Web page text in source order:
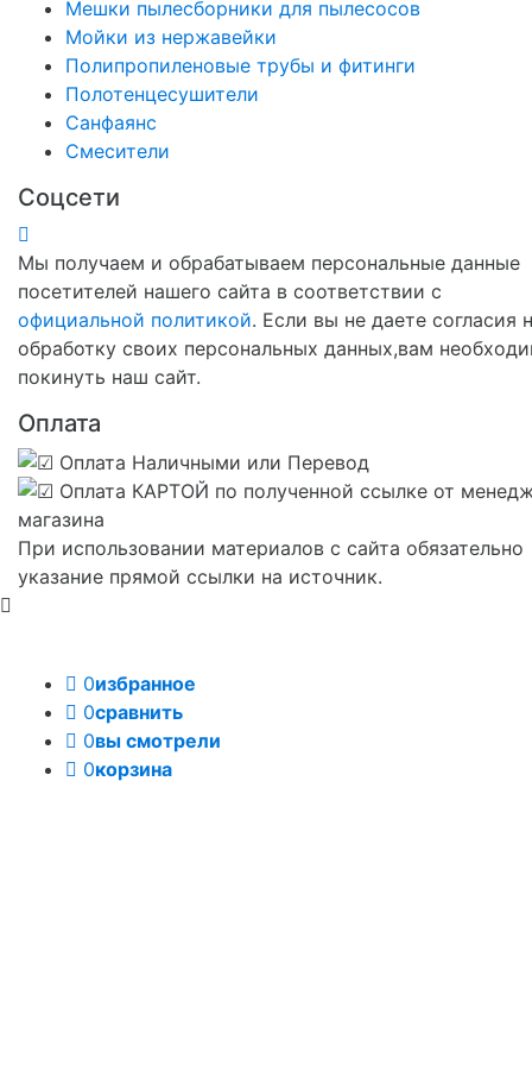
Мешки пылесборники для пылесосов
Мойки из нержавейки
Полипропиленовые трубы и фитинги
Полотенцесушители
Санфаянс
Смесители
Соцсети
Мы получаем и обрабатываем персональные данные
посетителей нашего сайта в соответствии с
официальной политикой. Если вы не даете согласия
обработку своих персональных данных,вам
покинуть наш сайт.
Оплата
При использовании материалов с сайта обязательно
указание прямой ссылки на источник.
0избранное
0сравнить
0вы смотрели
0корзина